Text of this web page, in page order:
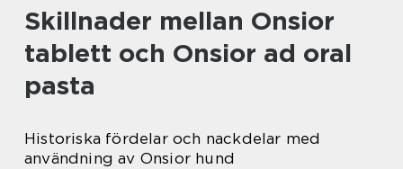
Skillnader mellan Onsior
tablett och Onsior ad oral
pasta
Historiska fördelar och nackdelar med
användning av Onsior hund